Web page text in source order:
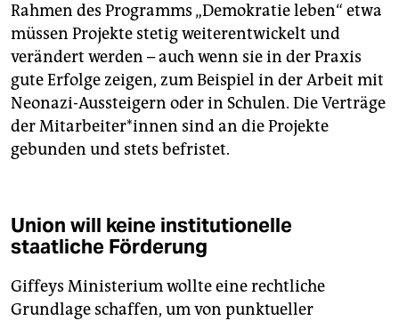
Rahmen des Programms „Demokratie leben“ etwa
müssen Projekte stetig weiterentwickelt und
verändert werden – auch wenn sie in der Praxis
gute Erfolge zeigen, zum Beispiel in der Arbeit mit
Neonazi-Aussteigern oder in Schulen. Die Verträge
der Mitarbeiter*innen sind an die Projekte
gebunden und stets befristet.
Union will keine institutionelle
staatliche Förderung
Giffeys Ministerium wollte eine rechtliche
Grundlage schaffen, um von punktueller